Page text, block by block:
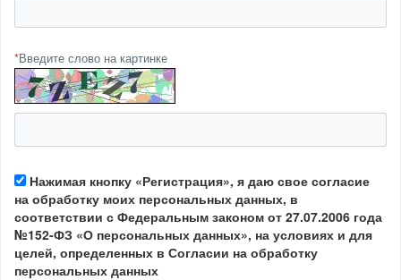
*Введите слово на картинке
Нажимая кнопку «Регистрация», я даю свое согласие
на обработку моих персональных данных, в
соответствии с Федеральным законом от 27.07.2006 года
№152-ФЗ «О персональных данных», на условиях и для
целей, определенных в Согласии на обработку
персональных данных